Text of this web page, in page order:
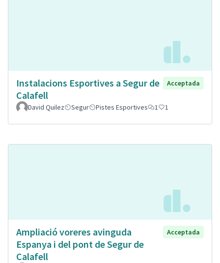
Instalacions Esportives a Segur de
Calafell
Acceptada
David Quilez Segur Pistes Esportives 1 1
Ampliació voreres avinguda
Espanya i del pont de Segur de
Calafell
Acceptada